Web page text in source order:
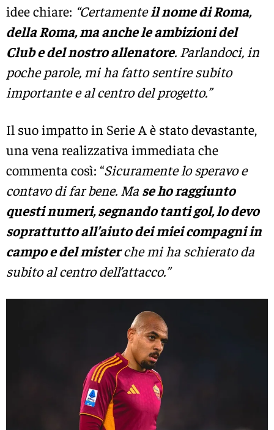
idee chiare: “Certamenteil nome di Roma,
della Roma, ma anche le ambizioni del
Club e del nostro allenatore. Parlandoci, in
poche parole, mi ha fatto sentire subito
importante e al centro del progetto.”
Il suo impatto in Serie A è stato devastante,
una vena realizzativa immediata che
commenta così: “Sicuramente lo speravo e
contavo di far bene. Ma se ho raggiunto
questi numeri, segnando tanti gol, lo devo
soprattutto all’aiuto dei miei compagni in
campo e del misterche mi ha schierato da
subito al centro dell’attacco.”